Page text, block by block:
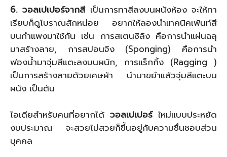
6. วอลเปเปอร์จากสีเป็นการทาสีลงบนผนังห้อง จะให้ทา
เรียบก็ดูโบราณสักหน่อย อยากให้ลองนำเทคนิคเพ้นท์สี
บนกำแพงมาใช้กัน เช่น การสเตนซิลิง คือการนำแผ่นฉลุ
มาสร้างลาย, การสปอนจิง (Sponging) คือการนำ
ฟองน้ำมาจุ่มสีแตะลงบนผนัก, การแร็กกิ้ง (Ragging )
เป็นการสร้างลายด้วยเศษผ้า นำมาขยำแล้วจุ่มสีแตะบน
ผนัง เป็นต้น
ไอเดียสำหรับคนที่อยากได้ วอลเปเปอร์ใหม่แบบประหยัด
งบประมาณ จะสวยไม่สวยก็ขึ้นอยู่กับความชื่นชอบส่วน
บุคคล